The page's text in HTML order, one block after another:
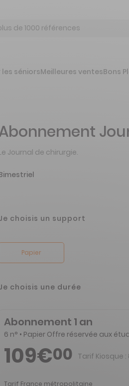
les séniorsMeilleures ventesBons
Journal de chirurgie.
choisis un support
Papier
choisis une durée
Abonnement 1 an
6 n° • Papier Offre réservée aux
109€00 Tarif Kiosque :
Tarif France métropolitaine